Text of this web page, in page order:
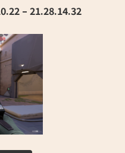
– 21.28.14.32